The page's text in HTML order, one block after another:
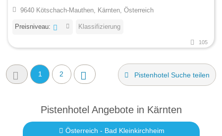
9640 Kötschach-Mauthen, Kärnten, Österreich
Preisniveau: Klassifizierung
105
1 2 Pistenhotel Suche teilen
Pistenhotel Angebote in Kärnten
Österreich - Bad Kleinkirchheim